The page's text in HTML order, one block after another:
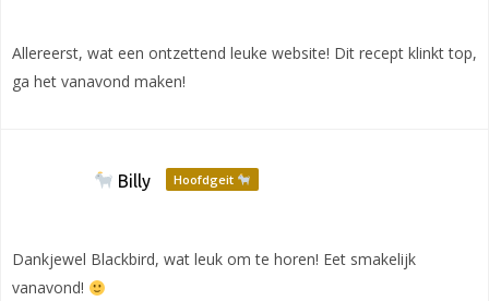
Allereerst, wat een ontzettend leuke website! Dit recept klinkt top,
ga het vanavond maken!
Billy Hoofdgeit
Dankjewel Blackbird, wat leuk om te horen! Eet smakelijk
vanavond!